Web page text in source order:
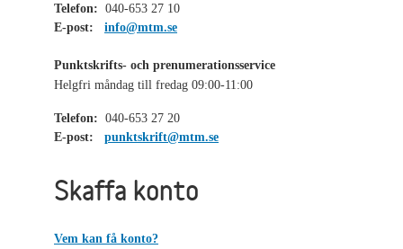
Telefon: 040-653 27 10
E-post:
info@mtm.se
Punktskrifts- och prenumerationsservice
Helgfri måndag till fredag 09:00-11:00
Telefon: 040-653 27 20
E-post:
punktskrift@mtm.se
Skaffa konto
Vem kan få konto?